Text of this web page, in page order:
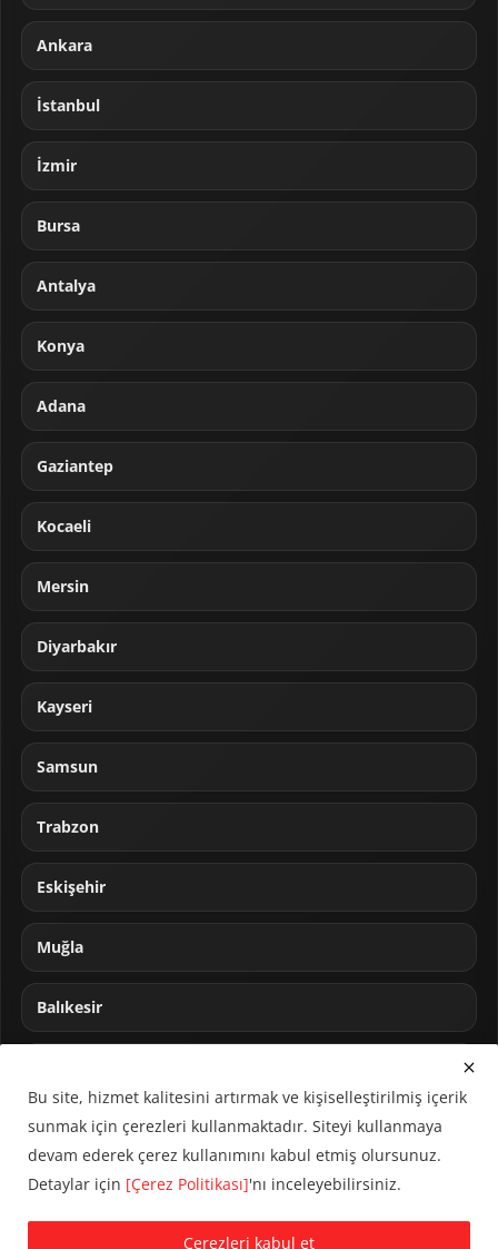
Ankara
İstanbul
İzmir
Bursa
Antalya
Konya
Adana
Gaziantep
Kocaeli
Mersin
Diyarbakır
Kayseri
Samsun
Trabzon
Eskişehir
Muğla
Balıkesir
© 2024 CUMHA (Cumhur Haber Ajansı) Tüm hakları saklıdır.
Bu site, hizmet kalitesini artırmak ve kişiselleştirilmiş içerik
sunmak için çerezleri kullanmaktadır. Siteyi kullanmaya
devam ederek çerez kullanımını kabul etmiş olursunuz.
Detaylar için [Çerez Politikası]'nı inceleyebilirsiniz.
Çerezleri kabul et